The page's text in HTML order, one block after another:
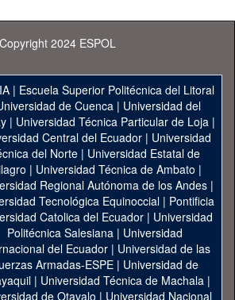
Copyright 2024 ESPOL
| Escuela Superior Politécnica del Litoral
de Cuenca| Universidad del
| Universidad Técnica Particular de Loja|
Central del Ecuador| Universidad
del Norte | Universidad Estatal de
| Universidad Técnica de Ambato |
Regional Autónoma de los Andes|
Tecnológica Equinoccial| Pontificia
Catolica del Ecuador | Universidad
Politécnica Salesiana | Universidad
del Ecuador | Universidad de las
Armadas-ESPE | Universidad de
| Universidad Técnica de Machala|
de Otavalo | Universidad Nacional